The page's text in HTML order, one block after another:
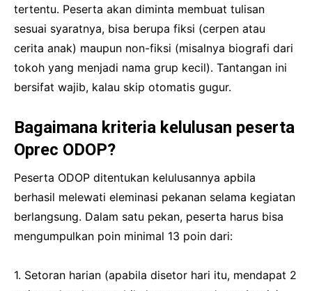
tertentu. Peserta akan diminta membuat tulisan
sesuai syaratnya, bisa berupa fiksi (cerpen atau
cerita anak) maupun non-fiksi (misalnya biografi dari
tokoh yang menjadi nama grup kecil). Tantangan ini
bersifat wajib, kalau skip otomatis gugur.
Bagaimana kriteria kelulusan peserta
Oprec ODOP?
Peserta ODOP ditentukan kelulusannya apbila
berhasil melewati eleminasi pekanan selama kegiatan
berlangsung. Dalam satu pekan, peserta harus bisa
mengumpulkan poin minimal 13 poin dari:
1. Setoran harian (apabila disetor hari itu, mendapat 2